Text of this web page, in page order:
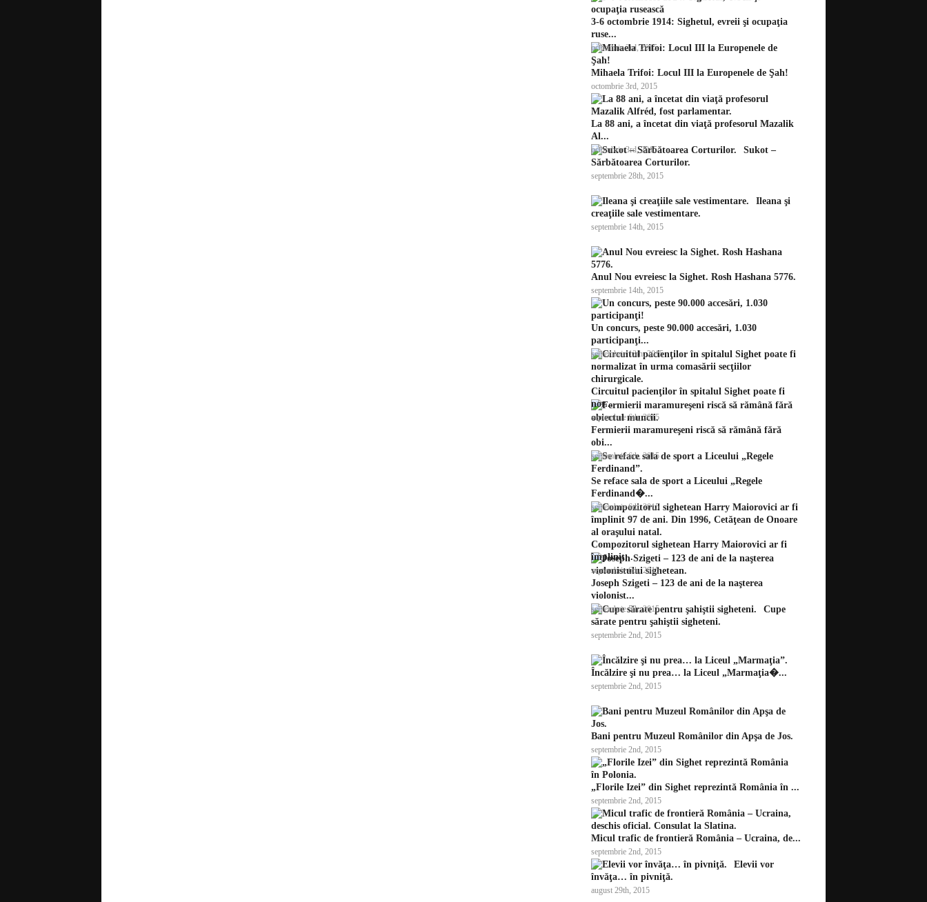
3-6 octombrie 1914: Sighetul, evreii şi ocupaţia
ruse...
octombrie 3rd, 2015
Mihaela Trifoi: Locul III la Europenele de Şah!
octombrie 3rd, 2015
La 88 ani, a încetat din viaţă profesorul Mazalik
Al...
octombrie 3rd, 2015
Sukot –
Sărbătoarea Corturilor.
septembrie 28th, 2015
Ileana şi
creaţiile sale vestimentare.
septembrie 14th, 2015
Anul Nou evreiesc la Sighet. Rosh Hashana 5776.
septembrie 14th, 2015
Un concurs, peste 90.000 accesări, 1.030
participanţi...
septembrie 13th, 2015
Circuitul pacienţilor în spitalul Sighet poate fi
nor...
septembrie 6th, 2015
Fermierii maramureşeni riscă să rămână fără
obi...
septembrie 6th, 2015
Se reface sala de sport a Liceului „Regele
Ferdinand�...
septembrie 6th, 2015
Compozitorul sighetean Harry Maiorovici ar fi
împlinit...
septembrie 6th, 2015
Joseph Szigeti – 123 de ani de la naşterea
violonist...
septembrie 5th, 2015
Cupe
sărate pentru şahiştii sigheteni.
septembrie 2nd, 2015
Încălzire şi nu prea… la Liceul „Marmaţia�...
septembrie 2nd, 2015
Bani pentru Muzeul Românilor din Apşa de Jos.
septembrie 2nd, 2015
„Florile Izei” din Sighet reprezintă România în ...
septembrie 2nd, 2015
Micul trafic de frontieră România – Ucraina, de...
septembrie 2nd, 2015
Elevii vor
învăţa… în pivniţă.
august 29th, 2015